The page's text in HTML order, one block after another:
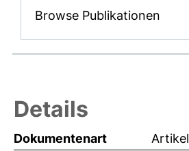
Browse Publikationen
Details
Dokumentenart
Artikel